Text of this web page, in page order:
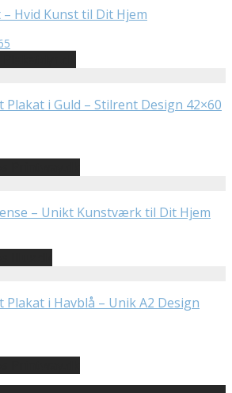
– Hvid Kunst til Dit Hjem
pris
kr.126.65.
Plakat i Guld – Stilrent Design 42×60
– Unikt Kunstværk til Dit Hjem
Plakat i Havblå – Unik A2 Design